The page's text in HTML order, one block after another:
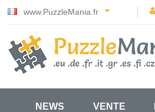
www.PuzzleMania.fr
NEWS VENTE